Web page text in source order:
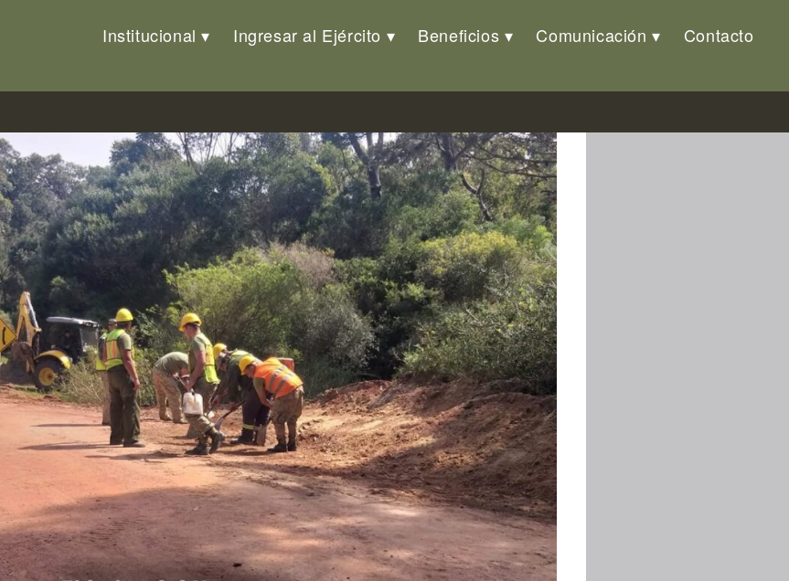
Institucional Ingresar al Ejército Beneficios Comunicación Contacto